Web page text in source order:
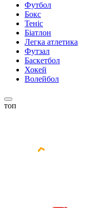
Футбол
Бокс
Теніс
Біатлон
Легка атлетика
Футзал
Баскетбол
Хокей
Волейбол
топ